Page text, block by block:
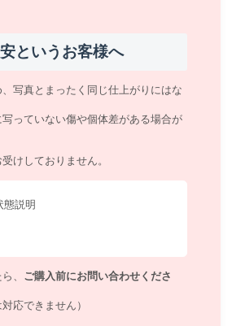
というお客様へ
写真とまったく同じ仕上がりにはな
っていない傷や個体差がある場合が
けしておりません。
態説明
、 ご購入前にお問い合わせくださ
応できません）